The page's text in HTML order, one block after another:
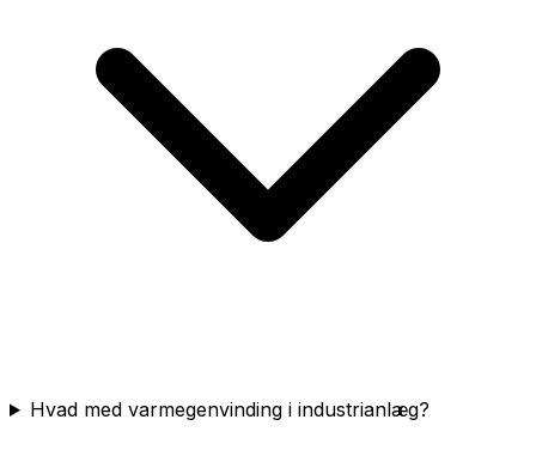
Hvad med varmegenvinding i industrianlæg?